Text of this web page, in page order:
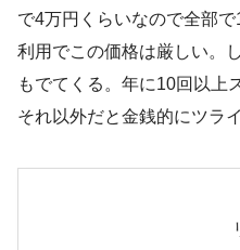
で4万円くらいなので全部
利用でこの価格は厳しい。
もでてくる。年に10回以上
それ以外だと金銭的にツライ